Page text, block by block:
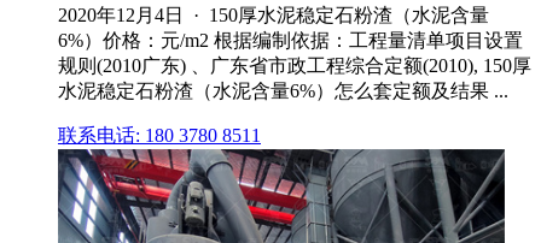
2020年12月4日 · 150厚水泥稳定石粉渣（水泥含量
6%）价格：元/m2 根据编制依据：工程量清单项目设置
规则(2010广东) 、广东省市政工程综合定额(2010), 150厚
水泥稳定石粉渣（水泥含量6%）怎么套定额及结果 ...
联系电话: 180 3780 8511